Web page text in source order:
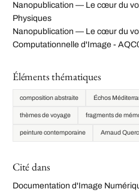
Nanopublication — Le cœur du
Physiques
Nanopublication — Le cœur du
Computationnelle d'Image -
Éléments thématiques
composition abstraite Échos
thèmes de voyage fragments de
peinture contemporaine Arnaud
Cité dans
Documentation d'Image